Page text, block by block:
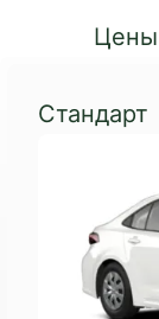
Стандарт